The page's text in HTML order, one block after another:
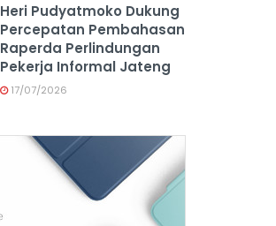
Heri Pudyatmoko Dukung
Percepatan Pembahasan
Raperda Perlindungan
Pekerja Informal Jateng
17/07/2026